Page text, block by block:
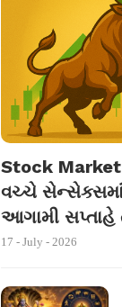
Stock Market
વચ્ચે સેન્સેક્સમાં
આગામી
17 - July - 2026